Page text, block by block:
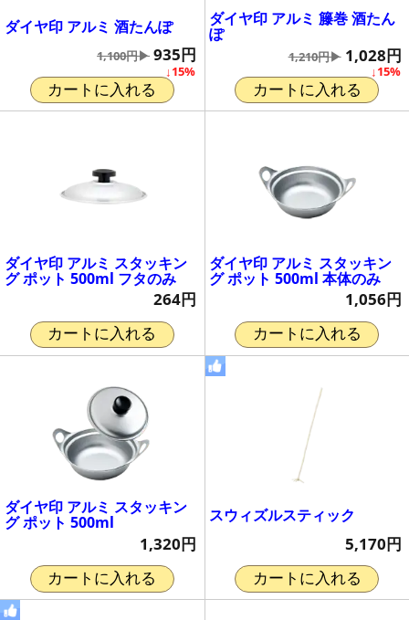
ダイヤ印 アルミ 酒たんぽ
↓15%
1,100円▶ 935円
カートに入れる
ダイヤ印 アルミ 籐巻 酒たん
ぽ
↓15%
1,210円▶ 1,028円
カートに入れる
ダイヤ印 アルミ スタッキン
グ ポット 500ml フタのみ
264円
カートに入れる
ダイヤ印 アルミ スタッキン
グ ポット 500ml 本体のみ
1,056円
カートに入れる
ダイヤ印 アルミ スタッキン
グ ポット 500ml
1,320円
カートに入れる
スウィズルスティック
5,170円
カートに入れる